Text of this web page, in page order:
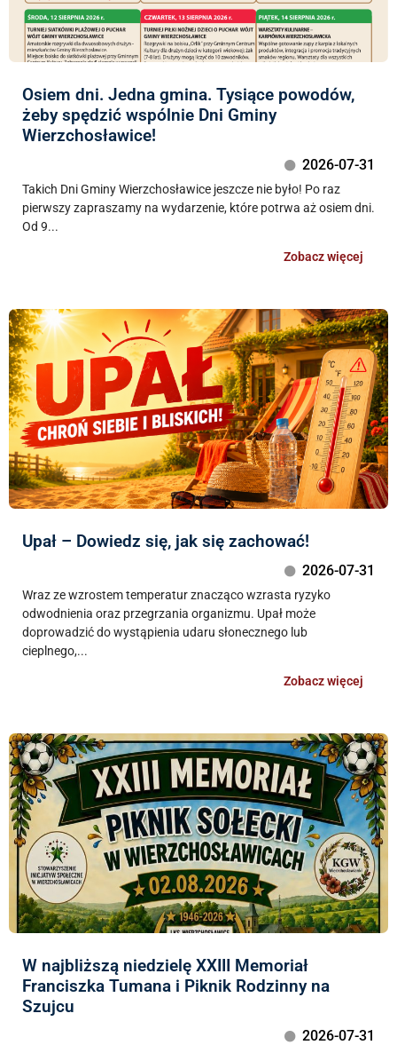
Osiem dni. Jedna gmina. Tysiące powodów,
żeby spędzić wspólnie Dni Gminy
Wierzchosławice!
2026-07-31
Takich Dni Gminy Wierzchosławice jeszcze nie było! Po raz
pierwszy zapraszamy na wydarzenie, które potrwa aż osiem dni.
Od 9...
Zobacz więcej
Upał – Dowiedz się, jak się zachować!
2026-07-31
Wraz ze wzrostem temperatur znacząco wzrasta ryzyko
odwodnienia oraz przegrzania organizmu. Upał może
doprowadzić do wystąpienia udaru słonecznego lub
cieplnego,...
Zobacz więcej
W najbliższą niedzielę XXIII Memoriał
Franciszka Tumana i Piknik Rodzinny na
Szujcu
2026-07-31